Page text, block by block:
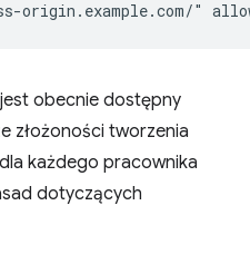
obecnie dostępny
złożoności tworzenia
każdego pracownika
dotyczących